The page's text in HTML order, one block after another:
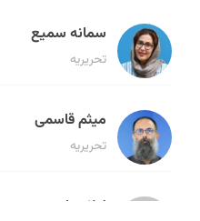
سمانه سمیع
تحریریه
میثم قاسمی
تحریریه
لیلا حنارود